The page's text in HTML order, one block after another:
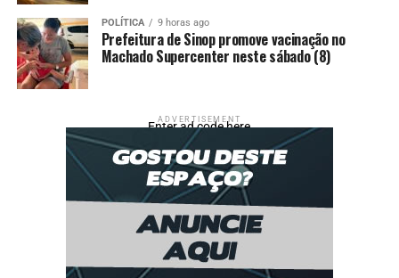
POLÍTICA 9 horas ago
Prefeitura de Sinop promove vacinação no
Machado Supercenter neste sábado (8)
ADVERTISEMENT
Enter ad code here